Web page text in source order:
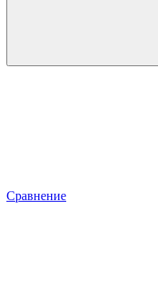
Сравнение